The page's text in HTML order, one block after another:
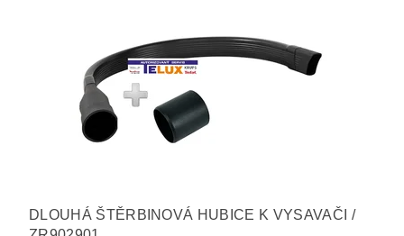
DLOUHÁ ŠTĚRBINOVÁ HUBICE K VYSAVAČI /